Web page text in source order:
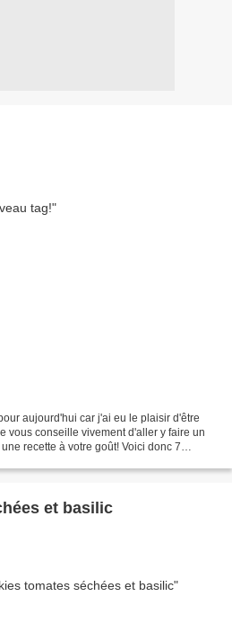
aujourd'hui car j'ai eu le plaisir d'être
vous conseille vivement d'aller y faire un
recette à votre goût! Voici donc 7
et basilic